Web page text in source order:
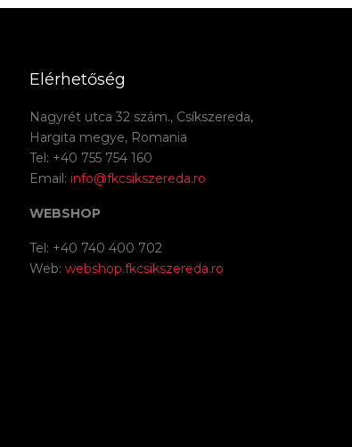
Elérhetőség
Nagyrét utca 32 szám., Csíkszereda,
Hargita megye, Romania
Tel: +40 755 754 160
Email: info@fkcsikszereda.ro
WEBSHOP
Tel: +40 740 400 702
Web: webshop.fkcsikszereda.ro